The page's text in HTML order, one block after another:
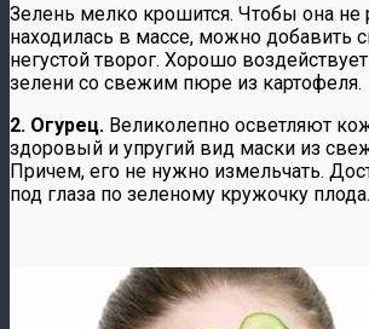
Зелень мелко крошится. Чтобы она не
находилась в массе, можно добавить
негустой творог. Хорошо
зелени со свежим пюре из картофеля.
2. Огурец. Великолепно осветляют
здоровый и упругий вид маски из
Причем, его не нужно измельчать.
под глаза по зеленому кружочку плода.